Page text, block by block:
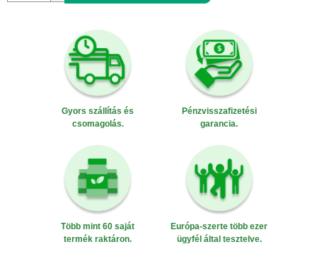
Gyors szállítás és
csomagolás.
Pénzvisszafizetési
garancia.
Több mint 60 saját
termék raktáron.
Európa-szerte több ezer
ügyfél által tesztelve.